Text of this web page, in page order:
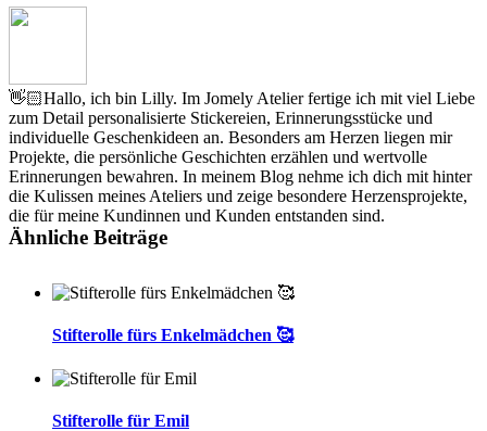
👋🏻Hallo, ich bin Lilly. Im Jomely Atelier fertige ich mit viel Liebe
zum Detail personalisierte Stickereien, Erinnerungsstücke und
individuelle Geschenkideen an. Besonders am Herzen liegen mir
Projekte, die persönliche Geschichten erzählen und wertvolle
Erinnerungen bewahren. In meinem Blog nehme ich dich mit hinter
die Kulissen meines Ateliers und zeige besondere Herzensprojekte,
die für meine Kundinnen und Kunden entstanden sind.
Ähnliche Beiträge
Stifterolle fürs Enkelmädchen 🥰
Stifterolle für Emil